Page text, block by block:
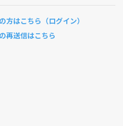
方はこちら（ログイン）
再送信はこちら